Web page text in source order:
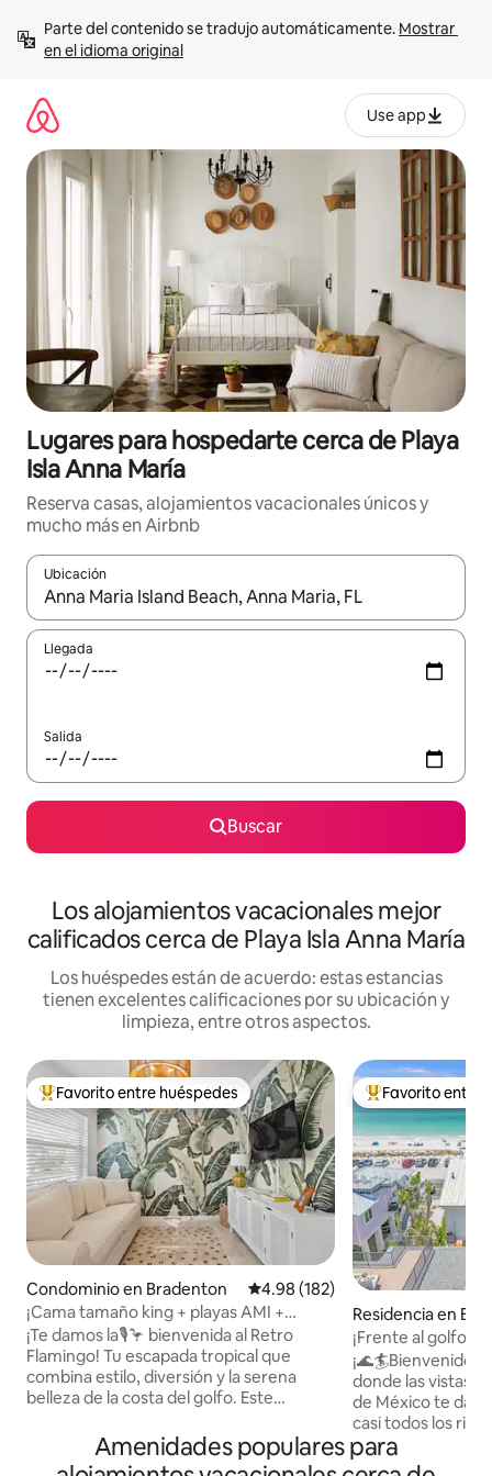
contenido
Parte del contenido se tradujo automáticamente. Mostrar
en el idioma original
Use app
Lugares para hospedarte cerca de Playa
Isla Anna María
Reserva casas, alojamientos vacacionales únicos y
mucho más en Airbnb
Ubicación
Cuando los resultados estén disponibles, podrás navegar
Llegada
Salida
Buscar
Los alojamientos vacacionales mejor
calificados cerca de Playa Isla Anna María
Los huéspedes están de acuerdo: estas estancias
tienen excelentes calificaciones por su ubicación y
limpieza, entre otros aspectos.
De los mejores en Favorito entre huéspedes
Favorito entre huéspedes
Condominio en Bradenton Calificación promedio: 4.98 de
4.98 (182)
¡Cama tamaño king + playas AMI +
equipo de playa!
¡Te damos la🎙️🦩 bienvenida al Retro
Flamingo! Tu escapada tropical que
combina estilo, diversión y la serena
belleza de la costa del golfo. Este
temático es el destino perfecto para tus
próximas vacaciones en la playa. A poca
De los mejores
Favorito entre
Residencia en
ach
¡Frente al golfo!
atardecer! + ¡A
muelle de Bridge
¡🌊🏄Bienvenido
donde las vistas
de México te dan
casi todos los rincones!
mejor refugio
propiedad única
Amenidades populares para